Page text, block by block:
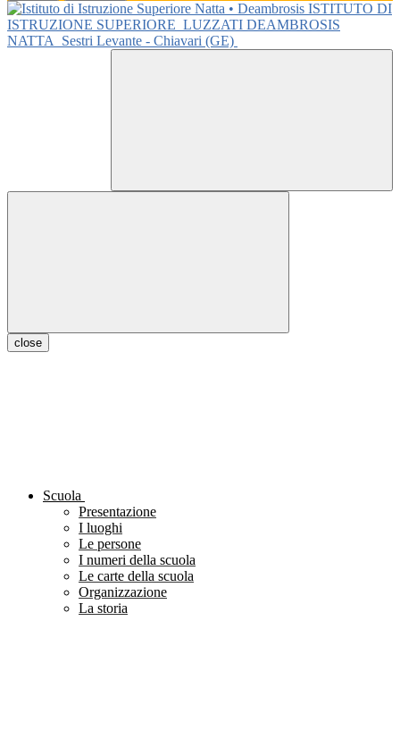
ISTITUTO DI
ISTRUZIONE SUPERIORE LUZZATI DEAMBROSIS
NATTA
Sestri Levante - Chiavari (GE)
close
Scuola
Presentazione
I luoghi
Le persone
I numeri della scuola
Le carte della scuola
Organizzazione
La storia